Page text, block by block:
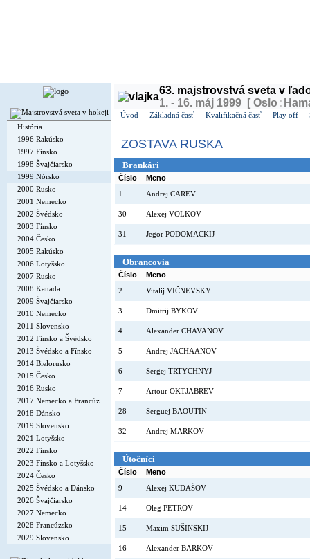
História
1996 Rakúsko
1997 Fínsko
1998 Švajčiarsko
1999 Nórsko
2000 Rusko
2001 Nemecko
2002 Švédsko
2003 Fínsko
2004 Česko
2005 Rakúsko
2006 Lotyšsko
2007 Rusko
2008 Kanada
2009 Švajčiarsko
2010 Nemecko
2011 Slovensko
2012 Fínsko a Švédsko
2013 Švédsko a Fínsko
2014 Bielorusko
2015 Česko
2016 Rusko
2017 Nemecko a Francúz.
2018 Dánsko
2019 Slovensko
2021 Lotyšsko
2022 Fínsko
2023 Fínsko a Lotyšsko
2024 Česko
2025 Švédsko a Dánsko
2026 Švajčiarsko
2027 Nemecko
2028 Francúzsko
2029 Slovensko
63. majstrovstvá sveta v
1. - 16. máj 1999 [ Oslo :
Úvod Základná časť Kvalifikačná časť Play off
ZOSTAVA RUSKA
Brankári
Číslo
Meno
1
Andrej CAREV
30 Alexej VOLKOV
31 Jegor PODOMACKIJ
Obrancovia
Číslo
Meno
2
Vitalij VIČNEVSKY
3 Dmitrij BYKOV
4 Alexander CHAVANOV
5 Andrej JACHAANOV
6 Sergej TRTYCHNYJ
7 Artour OKTJABREV
28 Serguej BAOUTIN
32 Andrej MARKOV
Útočníci
Číslo
Meno
9
Alexej KUDAŠOV
14 Oleg PETROV
15 Maxim SUŠINSKIJ
16 Alexander BARKOV